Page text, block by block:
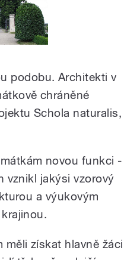
podobu. Architekti v
chráněné
Schola naturalis,
novou funkci -
vznikl jakýsi vzorový
a výukovým
měli získat hlavně žáci